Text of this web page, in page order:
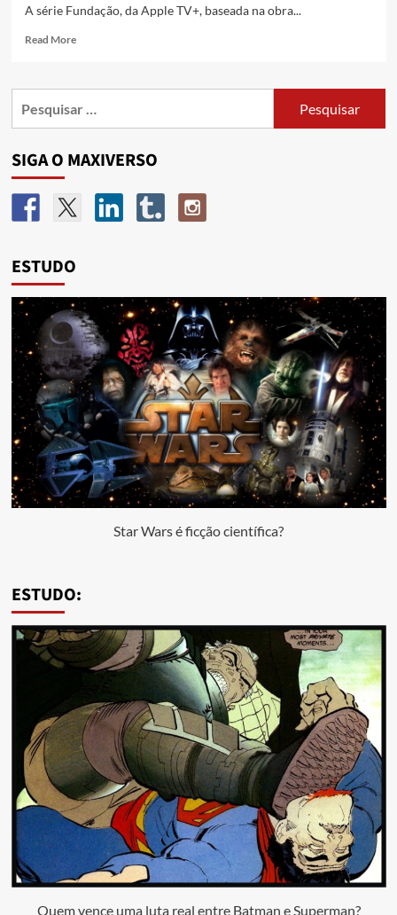
A série Fundação, da Apple TV+, baseada na obra...
Read More
SIGA O MAXIVERSO
ESTUDO
Star Wars é ficção científica?
ESTUDO:
Quem vence uma luta real entre Batman e Superman?